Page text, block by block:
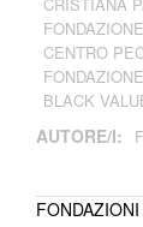
CENTRO
BLACK
AUTORE/I: